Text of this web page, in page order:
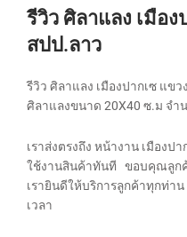
รีวิว ศิลาแลง เมือ
สปป.ลาว
รีวิว ศิลาแลง เมืองปากเซ แข
ศิลาแลงขนาด 20X40 ซ.ม จำ
เราส่งตรงถึง หน้างาน เมืองป
ใช้งานสินค้าทันที ขอบคุณลูกค้
เรายินดีให้บริการลูกค้าทุกท่า
เวลา